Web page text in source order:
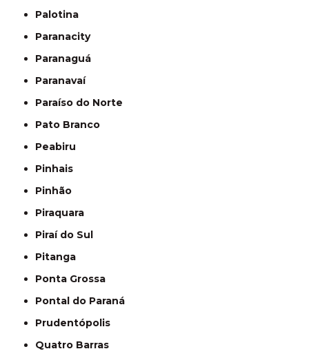
Palotina
Paranacity
Paranaguá
Paranavaí
Paraíso do Norte
Pato Branco
Peabiru
Pinhais
Pinhão
Piraquara
Piraí do Sul
Pitanga
Ponta Grossa
Pontal do Paraná
Prudentópolis
Quatro Barras